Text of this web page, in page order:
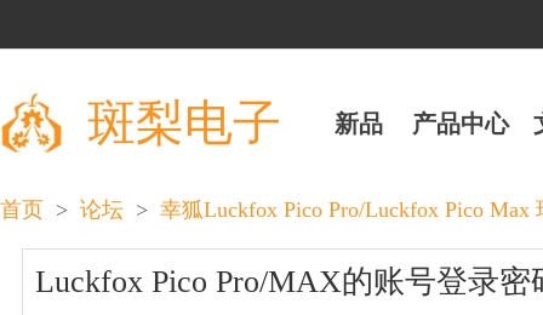
斑梨电子 新品 产品中心
首页 > 论坛 > 幸狐Luckfox Pico Pro/Luckfox Pico
Luckfox Pico Pro/MAX的账号登录密